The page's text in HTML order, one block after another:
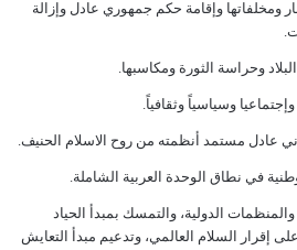
ﻭﻣﺨﻠﻔﺎﺗﻬﺎ ﻭﺇﻗﺎﻣﺔ ﺣﻜﻢ ﺟﻤﻬﻮﺭﻱ ﻋﺎﺩﻝ ﻭﺇﺯﺍﻟﺔ
ﻭﺣﺮﺍﺳﺔ ﺍﻟﺜﻮﺭﺓ ﻭﻣﻜﺎﺳﺒﻬﺎ.
ﻭﺳﻴﺎﺳﻴﺎً ﻭﺛﻘﺎﻓﻴﺎً.
ﻋﺎﺩﻝ ﻣﺴﺘﻤﺪ ﺃﻧﻈﻤﺘﻪ ﻣﻦ ﺭﻭﺡ ﺍﻻﺳﻼﻡ ﺍﻟﺤﻨﻴﻒ.
ﻓﻲ ﻧﻄﺎﻕ ﺍﻟﻮﺣﺪﺓ ﺍﻟﻌﺮﺑﻴﺔ ﺍﻟﺸﺎﻣﻠﺔ.
ﺍﻟﺪﻭﻟﻴﺔ، ﻭﺍﻟﺘﻤﺴﻚ ﺑﻤﺒﺪﺃ ﺍﻟﺤﻴﺎﺩ
ﺇﻗﺮﺍﺭ ﺍﻟﺴﻼﻡ ﺍﻟﻌﺎﻟﻤﻲ، ﻭﺗﺪﻋﻴﻢ ﻣﺒﺪﺃ ﺍﻟﺘﻌﺎﻳﺶ